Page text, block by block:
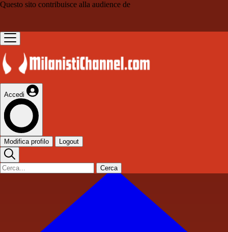
Questo sito contribuisce alla audience de
Accedi
Modifica profilo Logout
Cerca